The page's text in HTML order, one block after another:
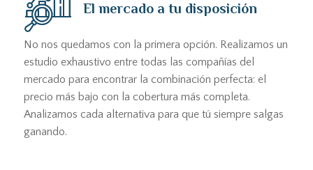
El mercado a tu disposición
No nos quedamos con la primera opción. Realizamos un
estudio exhaustivo entre todas las compañías del
mercado para encontrar la combinación perfecta: el
precio más bajo con la cobertura más completa.
Analizamos cada alternativa para que tú siempre salgas
ganando.